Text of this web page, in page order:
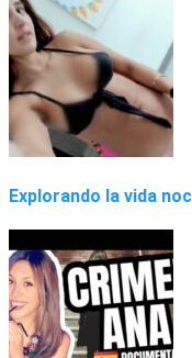
Explorando la vida